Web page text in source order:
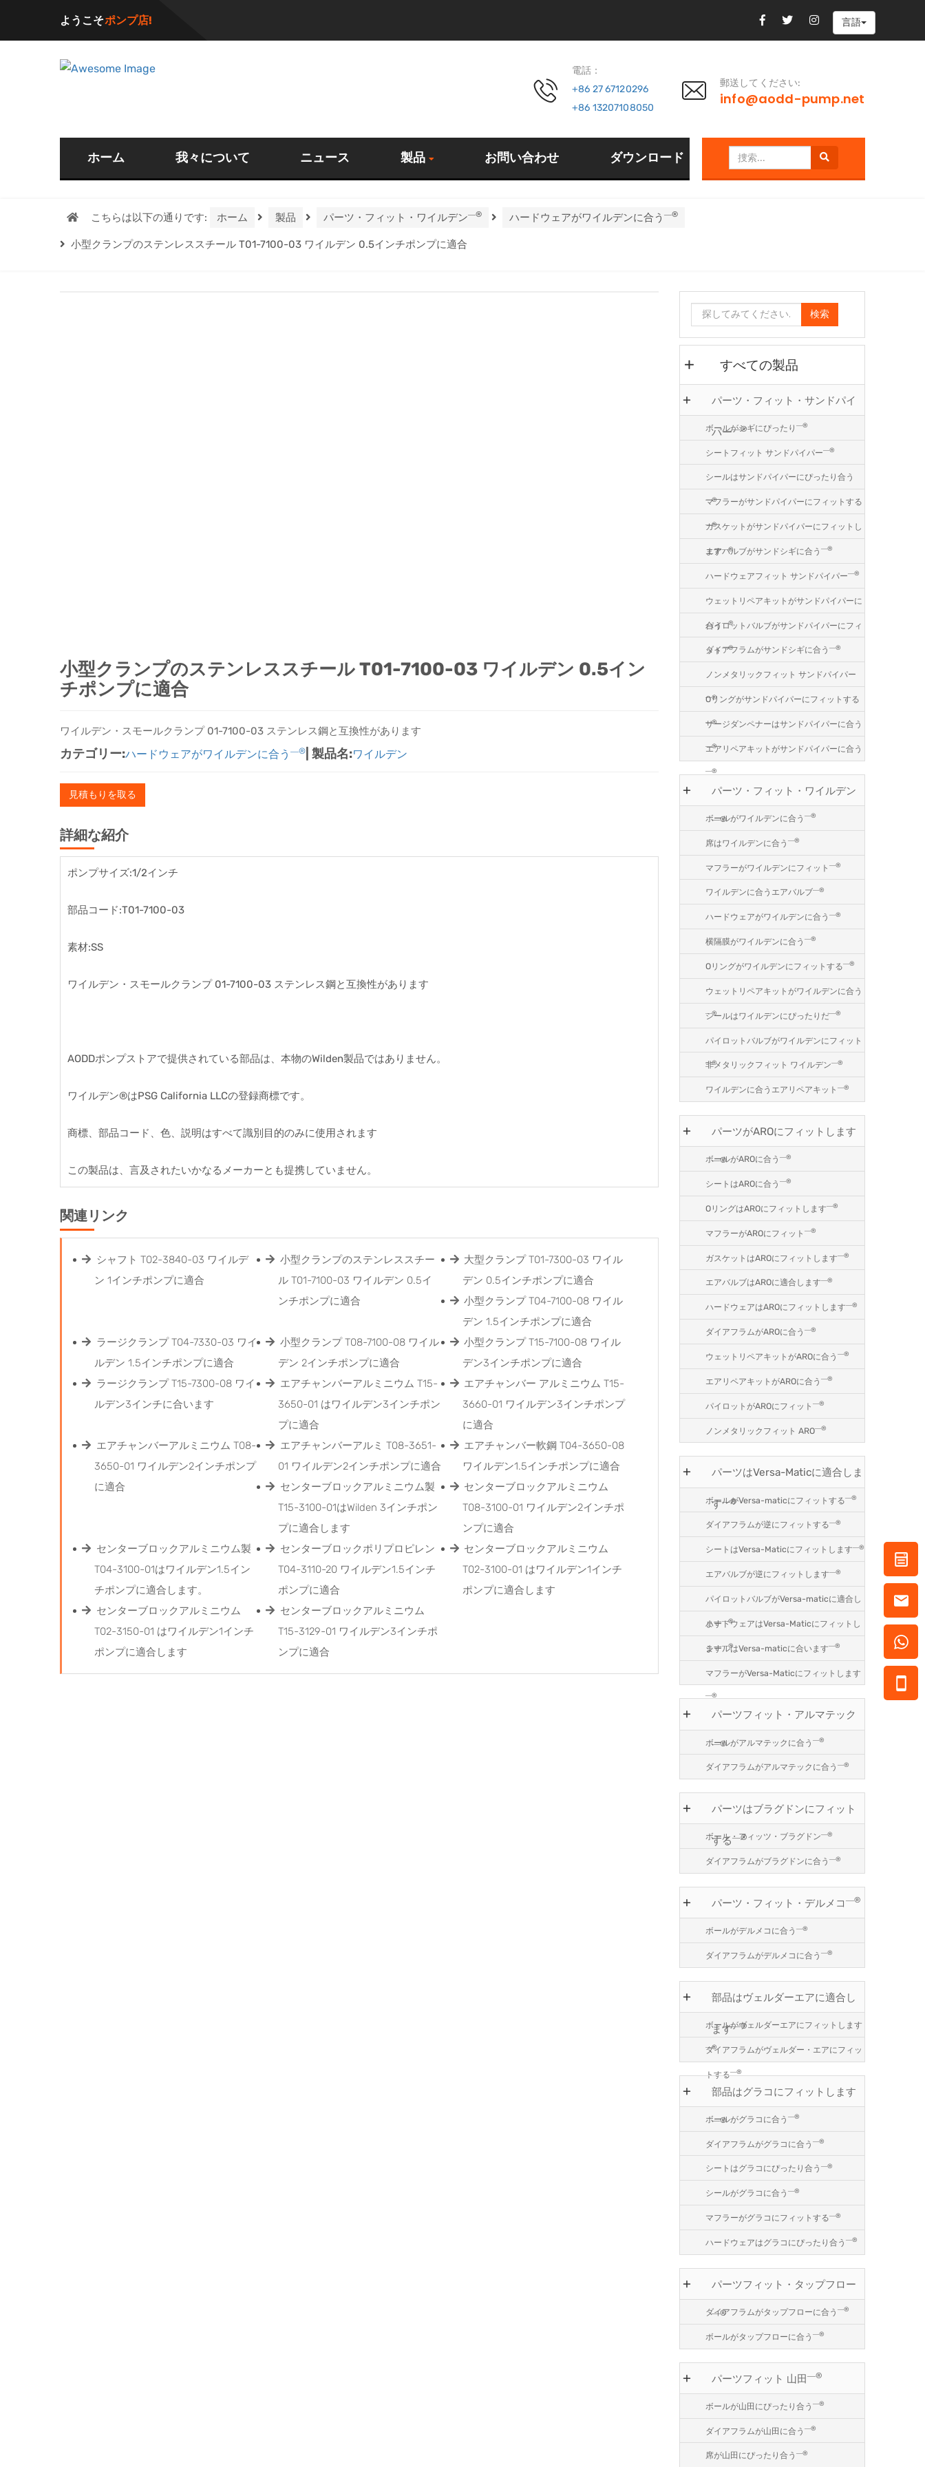
ようこそポンプ店! 言語
電話：
+86 27 67120296
+86 13207108050
郵送してください:
info@aodd-pump.net
ホーム 我々について ニュース 製品 お問い合わせ ダウンロード
こちらは以下の通りです: ホーム 製品 パーツ・フィット・ワイルデン―® ハードウェアがワイルデンに合う ―®
小型クランプのステンレススチール T01-7100-03 ワイルデン 0.5インチポンプに適合
小型クランプのステンレススチール T01-7100-03 ワイルデン 0.5イン
チポンプに適合
ワイルデン・スモールクランプ 01-7100-03 ステンレス鋼と互換性があります
カテゴリー:ハードウェアがワイルデンに合う ―® | 製品名:ワイルデン
見積もりを取る
詳細な紹介
ポンプサイズ:1/2インチ
部品コード:T01-7100-03
素材:SS
ワイルデン・スモールクランプ 01-7100-03 ステンレス鋼と互換性があります
AODDポンプストアで提供されている部品は、本物のWilden製品ではありません。
ワイルデン®はPSG California LLCの登録商標です。
商標、部品コード、色、説明はすべて識別目的のみに使用されます
この製品は、言及されたいかなるメーカーとも提携していません。
関連リンク
シャフト T02-3840-03 ワイルデ
ン 1インチポンプに適合
小型クランプのステンレススチー
ル T01-7100-03 ワイルデン 0.5イ
ンチポンプに適合
大型クランプ T01-7300-03 ワイル
デン 0.5インチポンプに適合
小型クランプ T04-7100-08 ワイル
デン 1.5インチポンプに適合
ラージクランプ T04-7330-03 ワイ
ルデン 1.5インチポンプに適合
小型クランプ T08-7100-08 ワイル
デン 2インチポンプに適合
小型クランプ T15-7100-08 ワイル
デン3インチポンプに適合
ラージクランプ T15-7300-08 ワイ
ルデン3インチに合います
エアチャンバーアルミニウム T15-
3650-01 はワイルデン3インチポン
プに適合
エアチャンバー アルミニウム T15-
3660-01 ワイルデン3インチポンプ
に適合
エアチャンバーアルミニウム T08-
3650-01 ワイルデン2インチポンプ
に適合
エアチャンバーアルミ T08-3651-
01 ワイルデン2インチポンプに適合
エアチャンバー軟鋼 T04-3650-08
ワイルデン1.5インチポンプに適合
センターブロックアルミニウム製
T15-3100-01はWilden 3インチポン
プに適合します
センターブロックアルミニウム
T08-3100-01 ワイルデン2インチポ
ンプに適合
センターブロックアルミニウム製
T04-3100-01はワイルデン1.5イン
チポンプに適合します。
センターブロックポリプロピレン
T04-3110-20 ワイルデン1.5インチ
ポンプに適合
センターブロックアルミニウム
T02-3100-01 はワイルデン1インチ
ポンプに適合します
センターブロックアルミニウム
T02-3150-01 はワイルデン1インチ
ポンプに適合します
センターブロックアルミニウム
T15-3129-01 ワイルデン3インチポ
ンプに適合
検索
すべての製品
パーツ・フィット・サンドパイ
パー―®
ボールがシギにぴったり ―®
シートフィット サンドパイパー―®
シールはサンドパイパーにぴったり合う
―®
マフラーがサンドパイパーにフィットする
―®
ガスケットがサンドパイパーにフィットし
ます―®
エアバルブがサンドシギに合う ―®
ハードウェアフィット サンドパイパー―®
ウェットリペアキットがサンドパイパーに
合う―®
パイロットバルブがサンドパイパーにフィ
ット―®
ダイアフラムがサンドシギに合う ―®
ノンメタリックフィット サンドパイパー
―®
Oリングがサンドパイパーにフィットする
―®
サージダンペナーはサンドパイパーに合う
―®
エアリペアキットがサンドパイパーに合う
―®
パーツ・フィット・ワイルデン
―®
ボールがワイルデンに合う ―®
席はワイルデンに合う ―®
マフラーがワイルデンにフィット ―®
ワイルデンに合うエアバルブ―®
ハードウェアがワイルデンに合う ―®
横隔膜がワイルデンに合う ―®
Oリングがワイルデンにフィットする―®
ウェットリペアキットがワイルデンに合う
―®
シールはワイルデンにぴったりだ―®
パイロットバルブがワイルデンにフィット
―®
非メタリックフィット ワイルデン―®
ワイルデンに合うエアリペアキット ―®
パーツがAROにフィットします
―®
ボールがAROに合う ―®
シートはAROに合う ―®
OリングはAROにフィットします―®
マフラーがAROにフィット ―®
ガスケットはAROにフィットします―®
エアバルブはAROに適合します―®
ハードウェアはAROにフィットします―®
ダイアフラムがAROに合う ―®
ウェットリペアキットがAROに合う ―®
エアリペアキットがAROに合う ―®
パイロットがAROにフィット ―®
ノンメタリックフィット ARO―®
パーツはVersa-Maticに適合しま
す―®
ボールがVersa-maticにフィットする―®
ダイアフラムが逆にフィットする―®
シートはVersa-Maticにフィットします―®
エアバルブが逆にフィットします―®
パイロットバルブがVersa-maticに適合し
ます―®
ハードウェアはVersa-Maticにフィットし
ます―®
シールはVersa-maticに合います―®
マフラーがVersa-Maticにフィットします
―®
パーツフィット・アルマテック
―®
ボールがアルマテックに合う ―®
ダイアフラムがアルマテックに合う ―®
パーツはブラグドンにフィット
する―®
ボール・フィッツ・ブラグドン―®
ダイアフラムがブラグドンに合う ―®
パーツ・フィット・デルメコ―®
ボールがデルメコに合う ―®
ダイアフラムがデルメコに合う ―®
部品はヴェルダーエアに適合し
ます―®
ボールがヴェルダーエアにフィットします
―®
ダイアフラムがヴェルダー・エアにフィッ
トする―®
部品はグラコにフィットします
―®
ボールがグラコに合う ―®
ダイアフラムがグラコに合う ―®
シートはグラコにぴったり合う ―®
シールがグラコに合う ―®
マフラーがグラコにフィットする―®
ハードウェアはグラコにぴったり合う ―®
パーツフィット・タップフロー
―®
ダイアフラムがタップフローに合う ―®
ボールがタップフローに合う ―®
パーツフィット 山田―®
ボールが山田にぴったり合う ―®
ダイアフラムが山田に合う ―®
席が山田にぴったり合う ―®